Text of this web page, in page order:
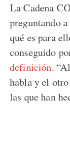
La Cadena
preguntando
qué es para
conseguido
definición.
habla y el otro
las que han